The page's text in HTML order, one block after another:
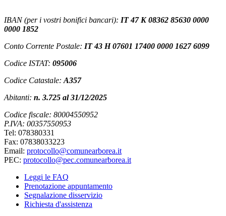
IBAN (per i vostri bonifici bancari): IT 47 K 08362 85630 0000
0000 1852
Conto Corrente Postale: IT 43 H 07601 17400 0000 1627 6099
Codice ISTAT: 095006
Codice Catastale: A357
Abitanti: n. 3.725 al 31/12/2025
Codice fiscale: 80004550952
P.IVA: 00357550953
Tel: 078380331
Fax: 07838033223
Email: protocollo@comunearborea.it
PEC: protocollo@pec.comunearborea.it
Leggi le FAQ
Prenotazione appuntamento
Segnalazione disservizio
Richiesta d'assistenza